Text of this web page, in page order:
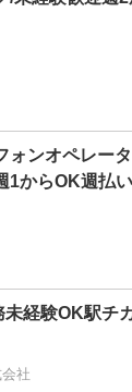
ォンオペレー
1からOK週払
経験OK駅チ
社